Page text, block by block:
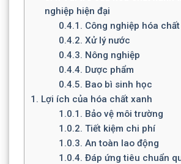
nghiệp hiện đại
0.4.1. Công nghiệp hóa chất
0.4.2. Xử lý nước
0.4.3. Nông nghiệp
0.4.4. Dược phẩm
0.4.5. Bao bì sinh học
1. Lợi ích của hóa chất xanh
1.0.1. Bảo vệ môi trường
1.0.2. Tiết kiệm chi phí
1.0.3. An toàn lao động
1.0.4. Đáp ứng tiêu chuẩn